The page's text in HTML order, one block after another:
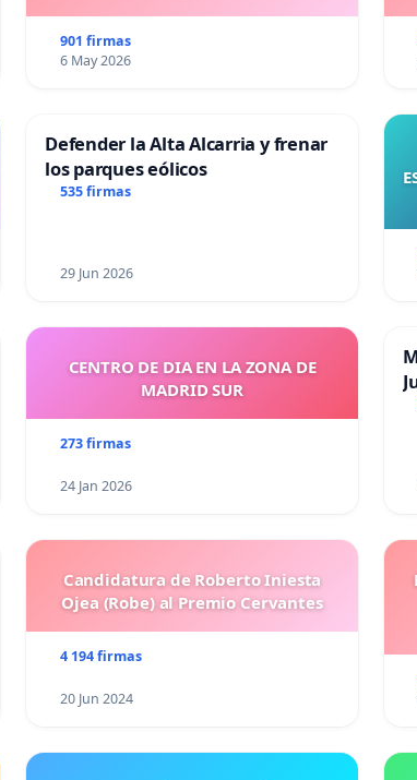
901 firmas
6 May 2026
Defender la Alta Alcarria y frenar
los parques eólicos
535 firmas
29 Jun 2026
CENTRO DE DIA EN LA ZONA DE
MADRID SUR
273 firmas
24 Jan 2026
Candidatura de Roberto Iniesta
Ojea (Robe) al Premio Cervantes
4 194 firmas
20 Jun 2024